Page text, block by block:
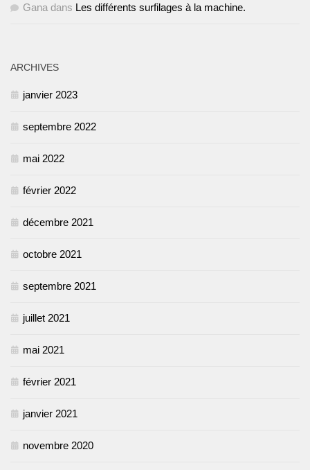
Gana dans Les différents surfilages à la machine.
ARCHIVES
janvier 2023
septembre 2022
mai 2022
février 2022
décembre 2021
octobre 2021
septembre 2021
juillet 2021
mai 2021
février 2021
janvier 2021
novembre 2020